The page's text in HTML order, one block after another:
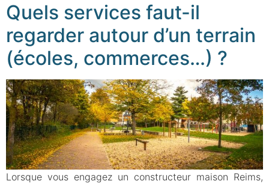
Quels services faut-il
regarder autour d’un terrain
(écoles, commerces…) ?
Lorsque vous engagez un constructeur maison Reims,